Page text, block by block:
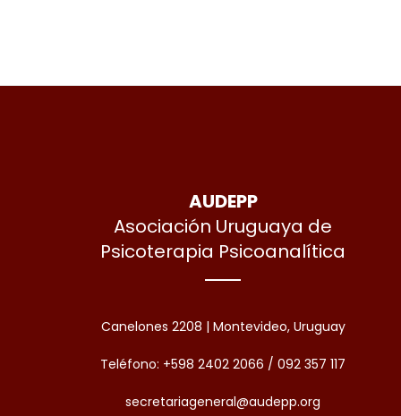
AUDEPP
Asociación Uruguaya de
Psicoterapia Psicoanalítica
Canelones 2208 | Montevideo, Uruguay
Teléfono: +598 2402 2066 / 092 357 117
secretariageneral@audepp.org